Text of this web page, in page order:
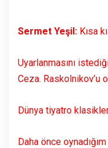
Sermet Yeşil: Kısa
Uyarlanmasını
Ceza. Raskolnikov’u
Dünya tiyatro
Daha önce